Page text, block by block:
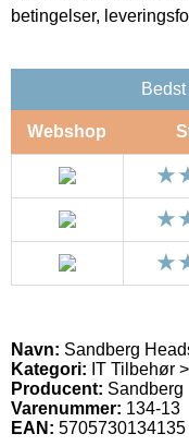
betingelser,
Webshop
Navn: Sandberg
Kategori: IT Tilbehør
Producent: Sandberg
Varenummer: 134-13
EAN: 5705730134135